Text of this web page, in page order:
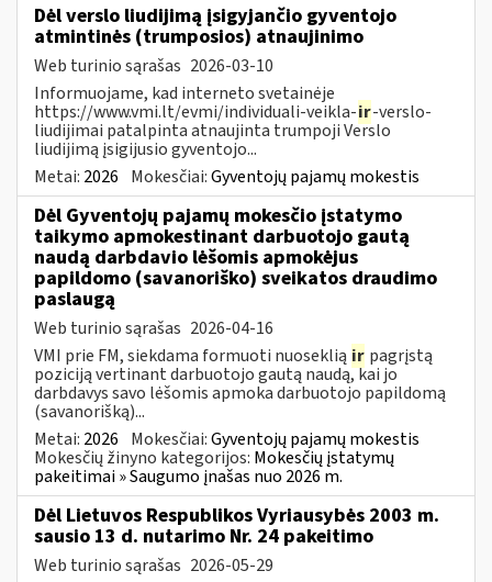
Dėl verslo liudijimą įsigyjančio gyventojo
atmintinės (trumposios) atnaujinimo
Web turinio sąrašas 2026-03-10
Informuojame, kad interneto svetainėje
https://www.vmi.lt/evmi/individuali-veikla-ir-verslo-
liudijimai patalpinta atnaujinta trumpoji Verslo
liudijimą įsigijusio gyventojo...
Metai: 2026 Mokesčiai:Gyventojų pajamų mokestis
Dėl Gyventojų pajamų mokesčio įstatymo
taikymo apmokestinant darbuotojo gautą
naudą darbdavio lėšomis apmokėjus
papildomo (savanoriško) sveikatos draudimo
paslaugą
Web turinio sąrašas 2026-04-16
VMI prie FM, siekdama formuoti nuoseklią ir pagrįstą
poziciją vertinant darbuotojo gautą naudą, kai jo
darbdavys savo lėšomis apmoka darbuotojo papildomą
(savanorišką)...
Metai: 2026 Mokesčiai:Gyventojų pajamų mokestis
Mokesčių žinyno kategorijos: Mokesčių įstatymų
pakeitimai » Saugumo įnašas nuo 2026 m.
Dėl Lietuvos Respublikos Vyriausybės 2003 m.
sausio 13 d. nutarimo Nr. 24 pakeitimo
Web turinio sąrašas 2026-05-29